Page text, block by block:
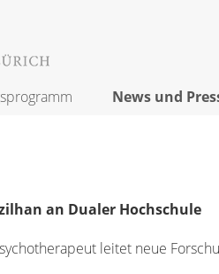
News und
an Dualer Hochschule
leitet neue